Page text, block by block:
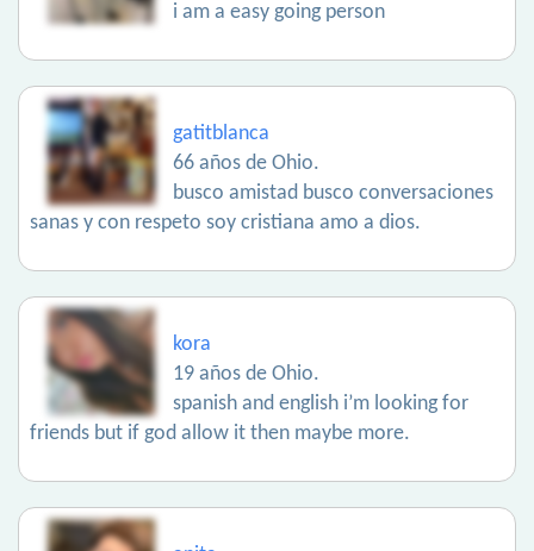
i am a easy going person
gatitblanca
66 años de Ohio.
busco amistad busco conversaciones
sanas y con respeto soy cristiana amo a dios.
kora
19 años de Ohio.
spanish and english i’m looking for
friends but if god allow it then maybe more.